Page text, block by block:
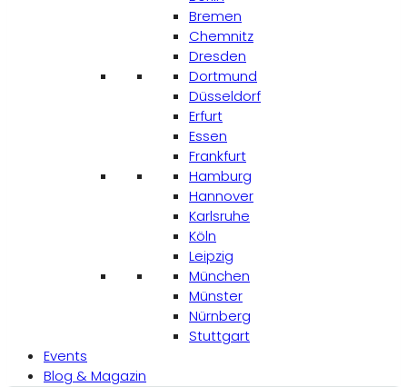
Bremen
Chemnitz
Dresden
Dortmund
Düsseldorf
Erfurt
Essen
Frankfurt
Hamburg
Hannover
Karlsruhe
Köln
Leipzig
München
Münster
Nürnberg
Stuttgart
Events
Blog & Magazin